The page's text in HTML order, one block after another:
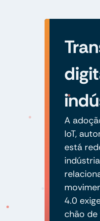
A
IoT,
está
4.0
chão de